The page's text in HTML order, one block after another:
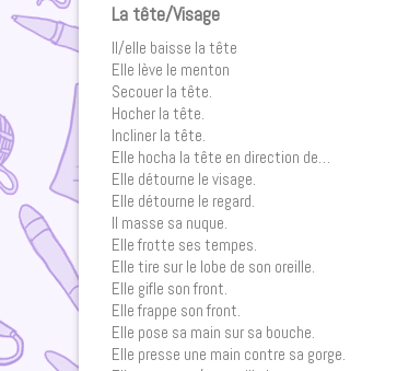
La tête/Visage
Il/elle baisse la tête
Elle lève le menton
Secouer la tête.
Hocher la tête.
Incliner la tête.
Elle hocha la tête en direction de…
Elle détourne le visage.
Elle détourne le regard.
Il masse sa nuque.
Elle frotte ses tempes.
Elle tire sur le lobe de son oreille.
Elle gifle son front.
Elle frappe son front.
Elle pose sa main sur sa bouche.
Elle presse une main contre sa gorge.